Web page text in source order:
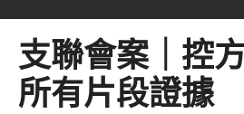
支聯會案｜控
所有片段證據